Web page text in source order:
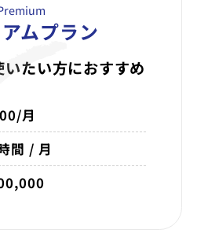
ムプラン
たい方におすすめ
月
間 / 月